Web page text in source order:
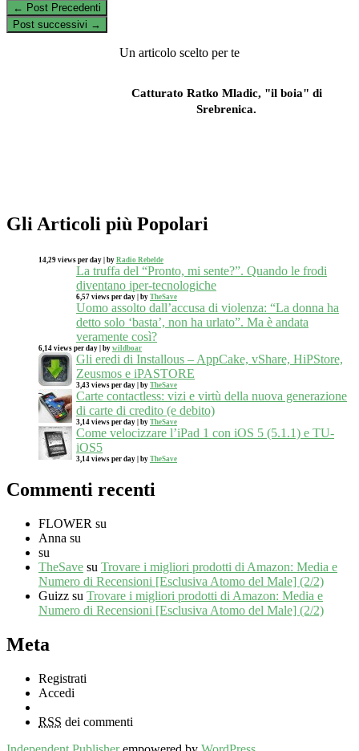
← Post Precedenti
Post successivi →
Un articolo scelto per te
Catturato Ratko Mladic, "il boia" di
Srebrenica.
Gli Articoli più Popolari
14,29 views per day by Radio Rebelde
La truffa del “Pronto, mi sente?”. Quando le frodi
diventano iper-tecnologiche
6,57 views per day by TheSave
Uomo assolto dall’accusa di violenza: “La donna ha
detto solo ‘basta’, non ha urlato”. Ma è andata
veramente così?
6,14 views per day by wildboar
Gli eredi di Installous – AppCake, vShare, HiPStore,
Zeusmos e iPASTORE
3,43 views per day by TheSave
Carte contactless: vizi e virtù della nuova generazione
di carte di credito (e debito)
3,14 views per day by TheSave
Come velocizzare l’iPad 1 con iOS 5 (5.1.1) e TU-
iOS5
3,14 views per day by TheSave
Commenti recenti
FLOWER su
Anna su
su
TheSave su Trovare i migliori prodotti di Amazon: Media e
Numero di Recensioni [Esclusiva Atomo del Male] (2/2)
Guizz su Trovare i migliori prodotti di Amazon: Media e
Numero di Recensioni [Esclusiva Atomo del Male] (2/2)
Meta
Registrati
Accedi
RSS dei commenti